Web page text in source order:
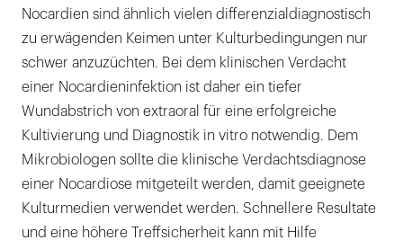
Nocardien sind ähnlich vielen differenzialdiagnostisch
zu erwägenden Keimen unter Kulturbedingungen nur
schwer anzuzüchten. Bei dem klinischen Verdacht
einer Nocardieninfektion ist daher ein tiefer
Wundabstrich von extraoral für eine erfolgreiche
Kultivierung und Diagnostik in vitro notwendig. Dem
Mikrobiologen sollte die klinische Verdachtsdiagnose
einer Nocardiose mitgeteilt werden, damit geeignete
Kulturmedien verwendet werden. Schnellere Resultate
und eine höhere Treffsicherheit kann mit Hilfe